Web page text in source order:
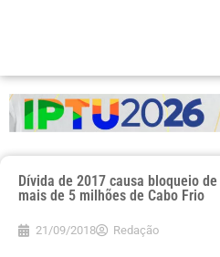
Dívida de 2017 causa bloqueio
mais de 5 milhões de Cabo Frio
21/09/2018 Redação